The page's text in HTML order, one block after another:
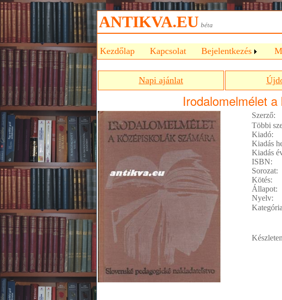
ANTIKVA.EU béta
Kezdőlap Kapcsolat Bejelentkezés
Napi ajánlat
Irodalomelmélet
Szerző:
Többi
Kiadó:
Kiadás
Kiadás
ISBN:
Sorozat:
Kötés:
Állapot:
Nyelv: